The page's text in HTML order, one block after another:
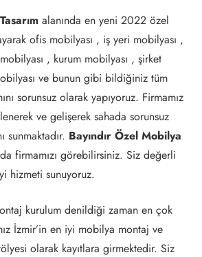
alanında en yeni 2022 özel
ofis mobilyası , iş yeri mobilyası ,
, kurum mobilyası , şirket
ve bunun gibi bildiğiniz tüm
sorunsuz olarak yapıyoruz. Firmamız
ve gelişerek sahada sorunsuz
sunmaktadır. Bayındır Özel Mobilya
firmamızı görebilirsiniz. Siz değerli
hizmeti sunuyoruz.
kurulum denildiği zaman en çok
İzmir’in en iyi mobilya montaj ve
olarak kayıtlara girmektedir. Siz